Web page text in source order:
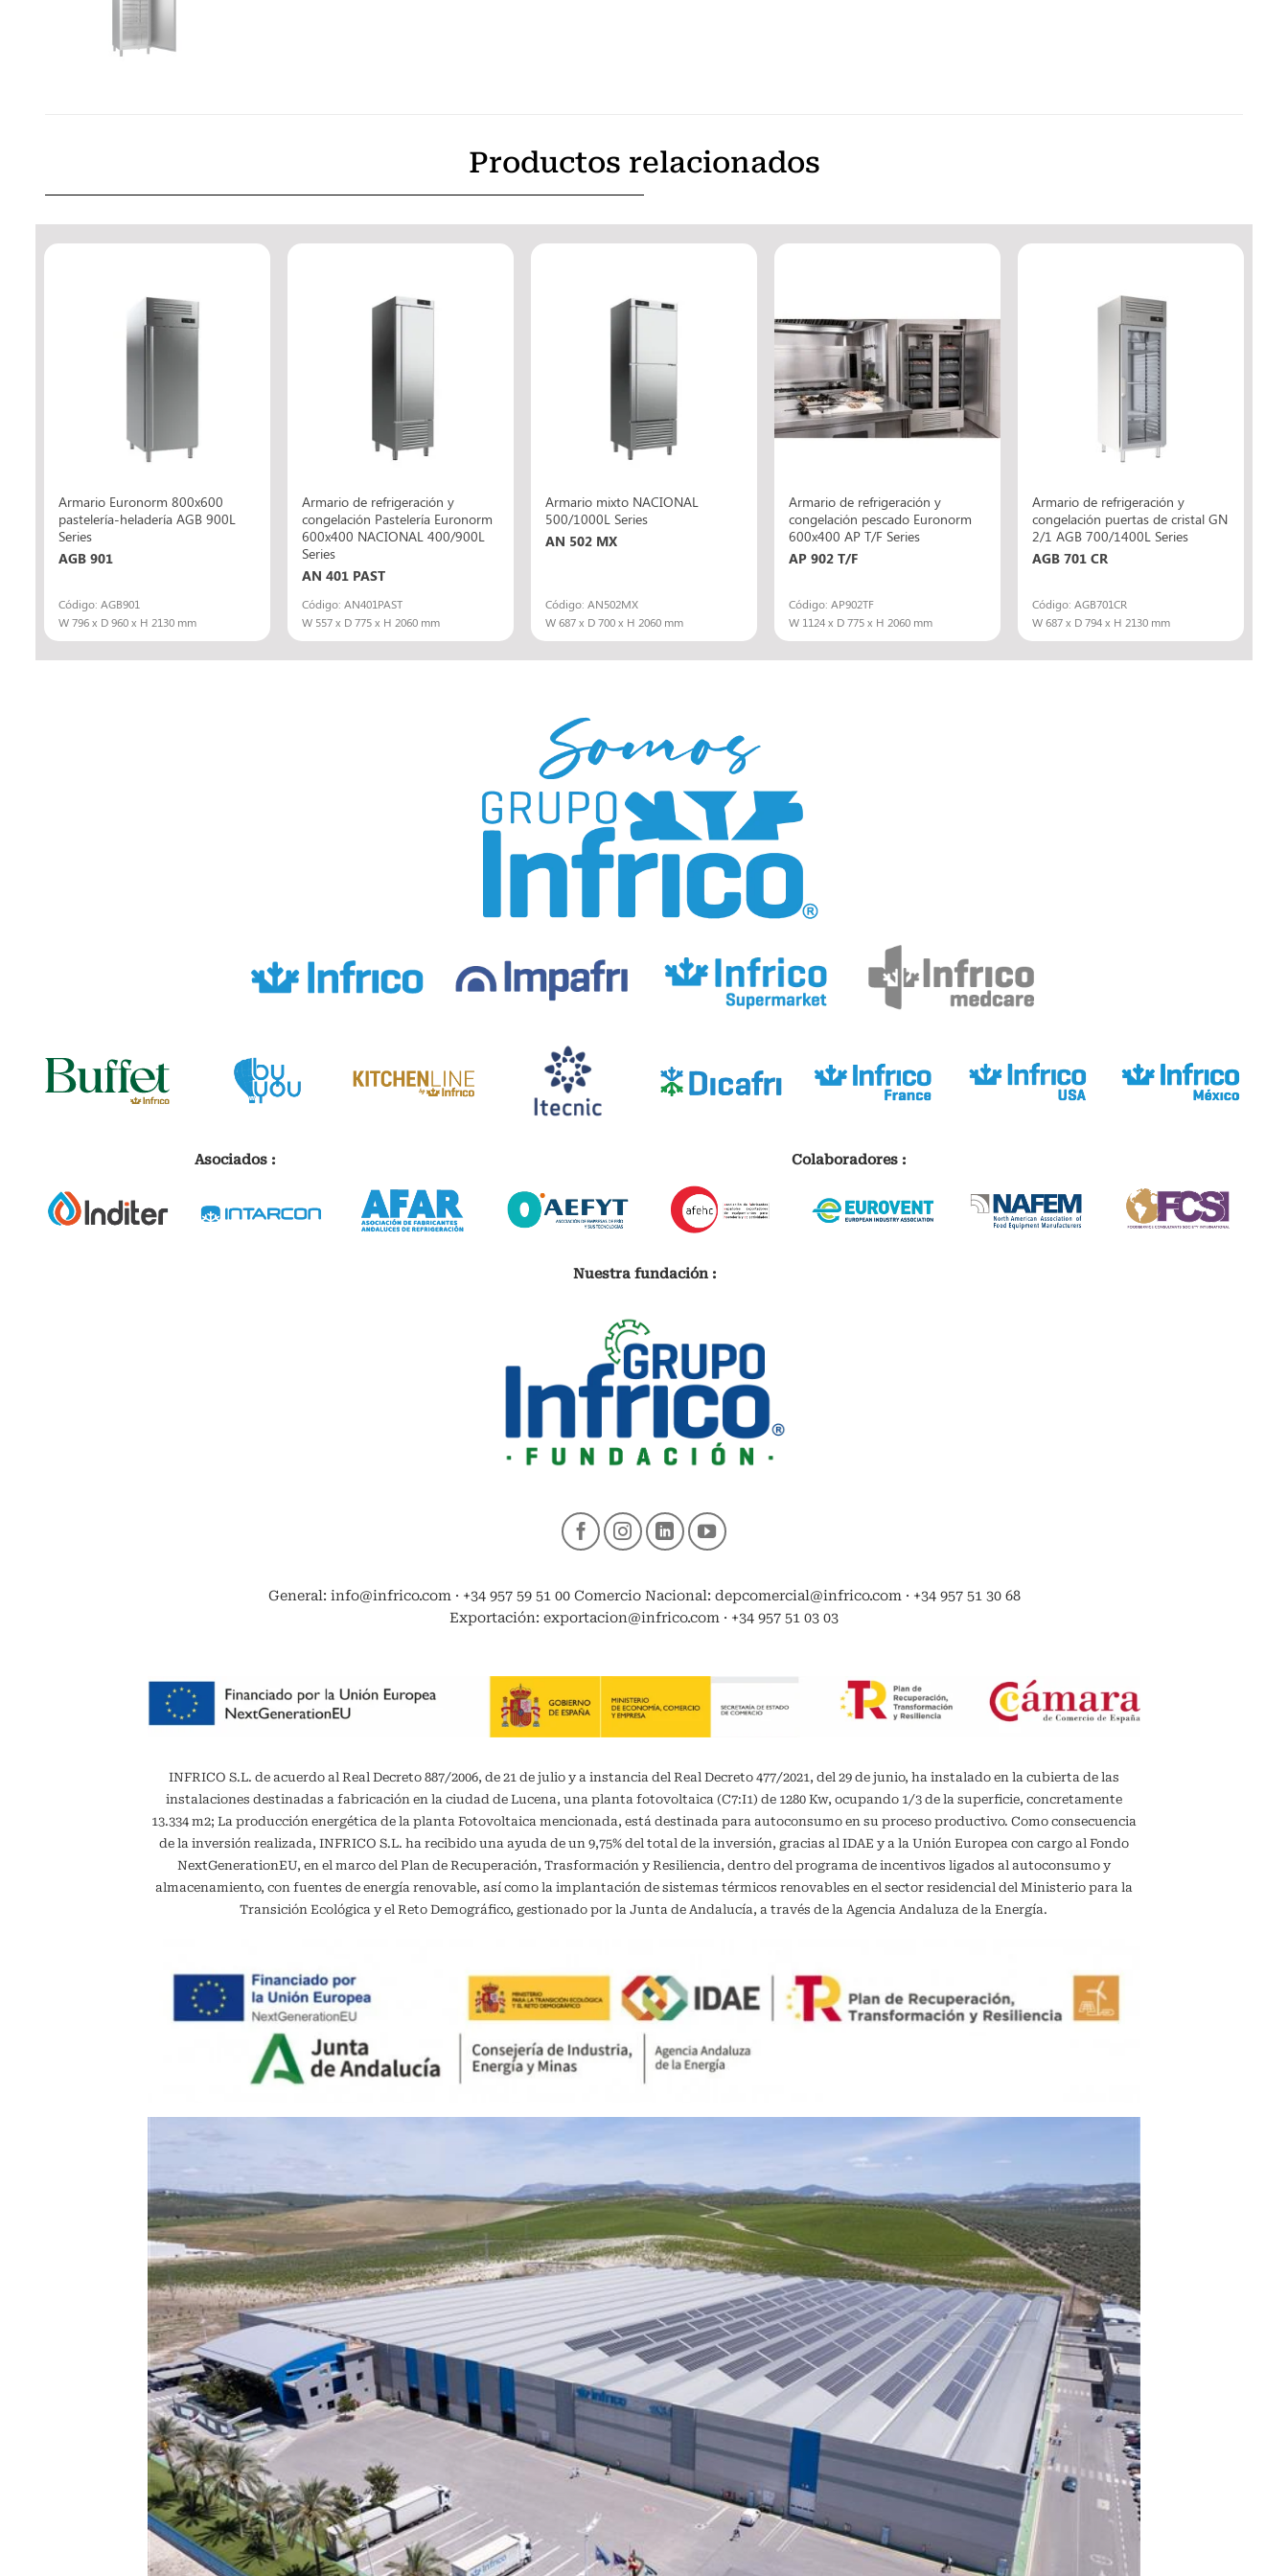
Productos relacionados
Armario Euronorm 800x600
pastelería-heladería AGB 900L
Series
AGB 901
Código: AGB901
W 796 x D 960 x H 2130 mm
Armario de refrigeración y
congelación Pastelería Euronorm
600x400 NACIONAL 400/900L
Series
AN 401 PAST
Código: AN401PAST
W 557 x D 775 x H 2060 mm
Armario mixto NACIONAL
500/1000L Series
AN 502 MX
Código: AN502MX
W 687 x D 700 x H 2060 mm
Armario de refrigeración y
congelación pescado Euronorm
600x400 AP T/F Series
AP 902 T/F
Código: AP902TF
W 1124 x D 775 x H 2060 mm
Armario de refrigeración y
congelación puertas de cristal GN
2/1 AGB 700/1400L Series
AGB 701 CR
Código: AGB701CR
W 687 x D 794 x H 2130 mm
Asociados : Colaboradores :
Nuestra fundación :
General: info@infrico.com · +34 957 59 51 00 Comercio Nacional: depcomercial@infrico.com · +34 957 51 30 68
Exportación: exportacion@infrico.com · +34 957 51 03 03
INFRICO S.L. de acuerdo al Real Decreto 887/2006, de 21 de julio y a instancia del Real Decreto 477/2021, del 29 de junio, ha instalado en la cubierta de las
instalaciones destinadas a fabricación en la ciudad de Lucena, una planta fotovoltaica (C7:I1) de 1280 Kw, ocupando 1/3 de la superficie, concretamente
13.334 m2; La producción energética de la planta Fotovoltaica mencionada, está destinada para autoconsumo en su proceso productivo. Como consecuencia
de la inversión realizada, INFRICO S.L. ha recibido una ayuda de un 9,75% del total de la inversión, gracias al IDAE y a la Unión Europea con cargo al Fondo
NextGenerationEU, en el marco del Plan de Recuperación, Trasformación y Resiliencia, dentro del programa de incentivos ligados al autoconsumo y
almacenamiento, con fuentes de energía renovable, así como la implantación de sistemas térmicos renovables en el sector residencial del Ministerio para la
Transición Ecológica y el Reto Demográfico, gestionado por la Junta de Andalucía, a través de la Agencia Andaluza de la Energía.